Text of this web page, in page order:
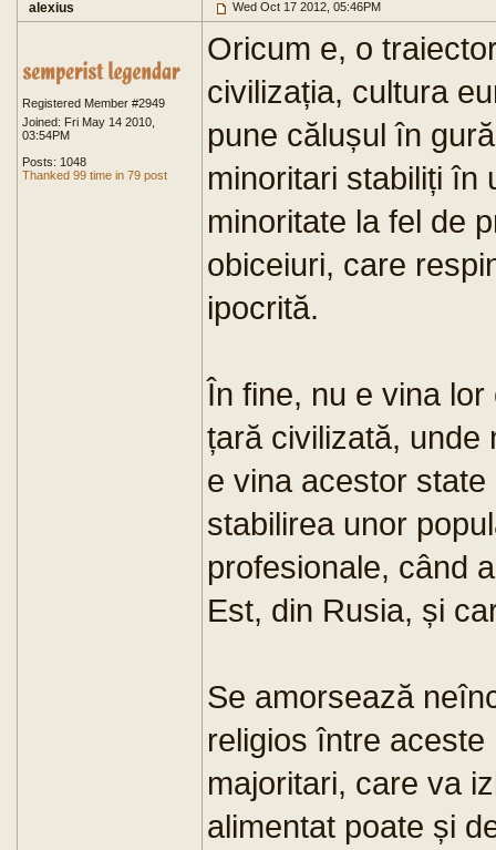
alexius Wed Oct 17 2012, 05:46PM
Registered Member #2949
Joined: Fri May 14 2010,
03:54PM
Posts: 1048
Thanked 99 time in 79 post
Oricum e, o
civilizația, cultura
pune călușul în
minoritari stabiliți în
minoritate la fel de
obiceiuri, care
ipocrită.
În fine, nu e vina
țară civilizată, unde
e vina acestor
stabilirea unor
profesionale, când
Est, din Rusia, și
Se amorsează
religios între
majoritari, care va
alimentat poate și